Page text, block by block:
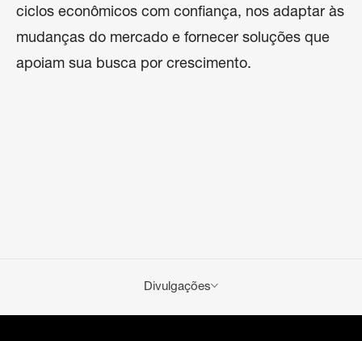
ciclos econômicos com confiança, nos adaptar às
mudanças do mercado e fornecer soluções que
apoiam sua busca por crescimento.
Divulgações